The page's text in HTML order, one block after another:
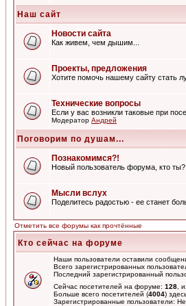
Наш сайт
Новости сайта
Как живем, чем дышим...
Проекты, предложения
Хотите помочь нашему сайту стать
Технические вопросы
Если у вас возникли таковые при
Модератор Андрей
Поговорим по душам...
Познакомимся?!
Новый пользователь форума, кто
Мысли вслух
Поделитесь радостью - ее станет
Отметить все форумы как прочтённые
Кто сейчас на форуме
Наши пользователи оставили
Всего зарегистрированных
Последний зарегистрированный
Сейчас посетителей на форуме: 128 ,
Больше всего посетителей (4004)
Зарегистрированные пользователи: